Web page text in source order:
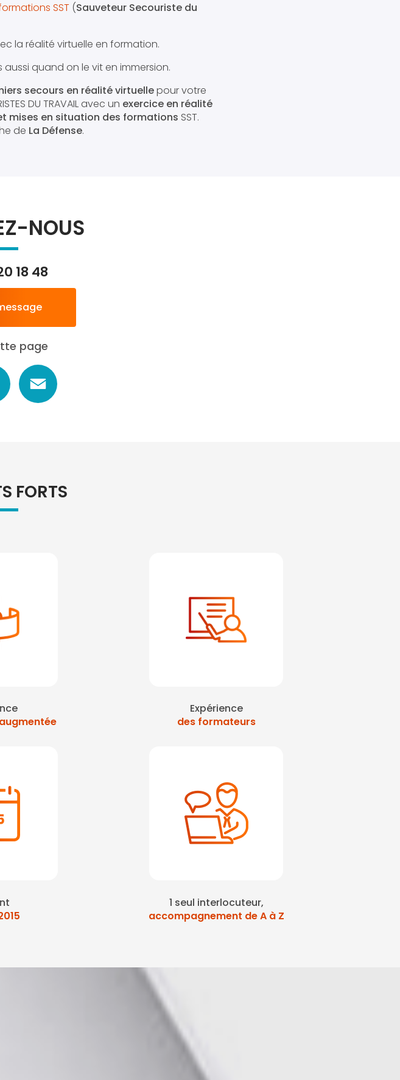
SST (Sauveteur Secouriste du
la réalité virtuelle en formation.
quand on le vit en immersion.
secours en réalité virtuellepour votre
DU TRAVAIL avec un exercice en réalité
mises en situation des formations SST.
de La Défense.
NOUS
18 48
page
FORTS
Expérience
des formateurs
1 seul interlocuteur,
accompagnement de A à Z